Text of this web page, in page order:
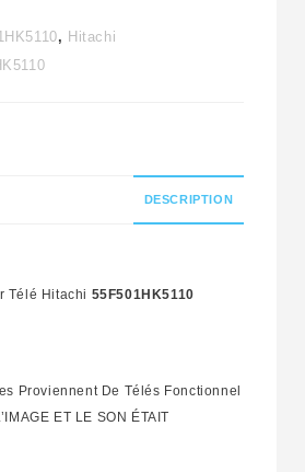
, Hitachi
DESCRIPTION
Télé Hitachi 55F501HK5110
Proviennent De Télés Fonctionnel
ET LE SON ÉTAIT